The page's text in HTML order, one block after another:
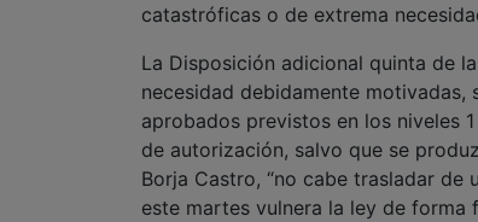
catastróficas o de extrema
La Disposición adicional quinta de
necesidad debidamente
aprobados previstos en los niveles
de autorización, salvo que se
Borja Castro, “no cabe trasladar
este martes vulnera la ley de forma